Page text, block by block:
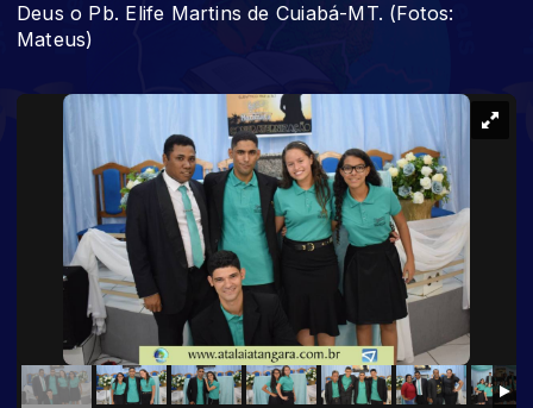
Deus o Pb. Elife Martins de Cuiabá-MT. (Fotos:
Mateus)